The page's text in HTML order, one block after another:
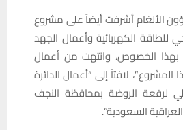
الألغام أشرفت أيضاً على مشروع
للطاقة الكهربائية وأعمال الجهد
بهذا الخصوص، وانتهت من أعمال
لافتاً إلى “أعمال الدائرة
لرقعة الروضة بمحافظة النجف
السعودية”.